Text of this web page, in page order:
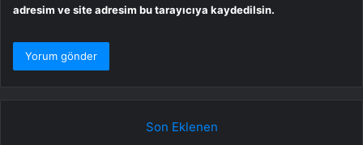
adresim ve site adresim bu tarayıcıya kaydedilsin.
Son Eklenen